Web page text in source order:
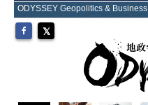
ODYSSEY Geopolitics & Business